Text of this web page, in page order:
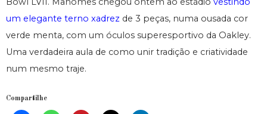
um elegante terno xadrez de 3 peças, numa ousada cor
verde menta, com um óculos superesportivo da Oakley.
Uma verdadeira aula de como unir tradição e criatividade
num mesmo traje.
Compartilhe